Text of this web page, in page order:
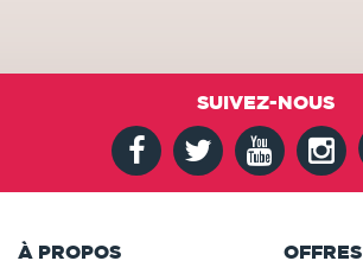
SUIVEZ-NOUS
À PROPOS OFFRES